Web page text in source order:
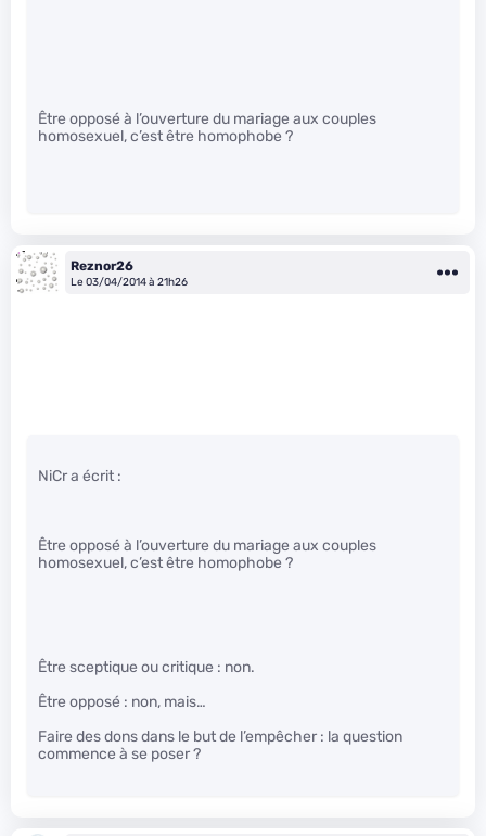
Être opposé à l’ouverture du mariage aux couples
homosexuel, c’est être homophobe ?
Reznor26
Le 03/04/2014 à 21h26
NiCr a écrit :
Être opposé à l’ouverture du mariage aux couples
homosexuel, c’est être homophobe ?
Être sceptique ou critique : non.
Être opposé : non, mais…
Faire des dons dans le but de l’empêcher : la question
commence à se poser ?